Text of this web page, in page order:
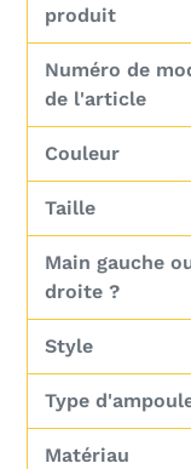
produit
Numéro de
de l'article
Couleur
Taille
Main gauche
droite ?
Style
Type
Matériau